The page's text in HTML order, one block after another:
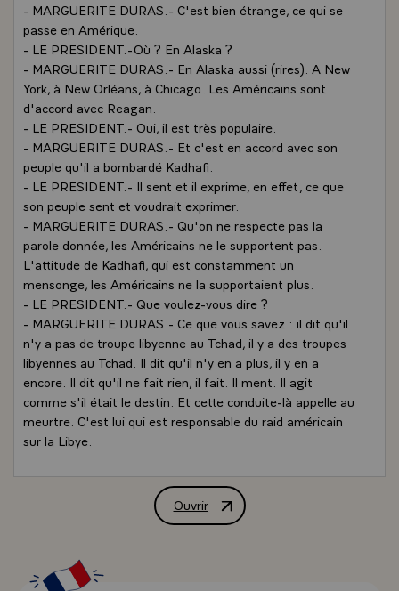
- MARGUERITE DURAS.- C'est bien étrange, ce qui se
passe en Amérique.
- LE PRESIDENT.-Où ? En Alaska ?
- MARGUERITE DURAS.- En Alaska aussi (rires). A New
York, à New Orléans, à Chicago. Les Américains sont
d'accord avec Reagan.
- LE PRESIDENT.- Oui, il est très populaire.
- MARGUERITE DURAS.- Et c'est en accord avec son
peuple qu'il a bombardé Kadhafi.
- LE PRESIDENT.- Il sent et il exprime, en effet, ce que
son peuple sent et voudrait exprimer.
- MARGUERITE DURAS.- Qu'on ne respecte pas la
parole donnée, les Américains ne le supportent pas.
L'attitude de Kadhafi, qui est constamment un
mensonge, les Américains ne la supportaient plus.
- LE PRESIDENT.- Que voulez-vous dire ?
- MARGUERITE DURAS.- Ce que vous savez : il dit qu'il
n'y a pas de troupe libyenne au Tchad, il y a des troupes
libyennes au Tchad. Il dit qu'il n'y en a plus, il y en a
encore. Il dit qu'il ne fait rien, il fait. Il ment. Il agit
comme s'il était le destin. Et cette conduite-là appelle au
meurtre. C'est lui qui est responsable du raid américain
sur la Libye.
monde arabe, aujourd'hui séparé par de multiples
frontières politiques, étatiques, est un traître. Ce
touche aux racines de l'être, ne s'exprime que par la
violence. Mais c'est un fanatisme souvent malin, souvent
Ouvrir
Cinquième entretien entre M.